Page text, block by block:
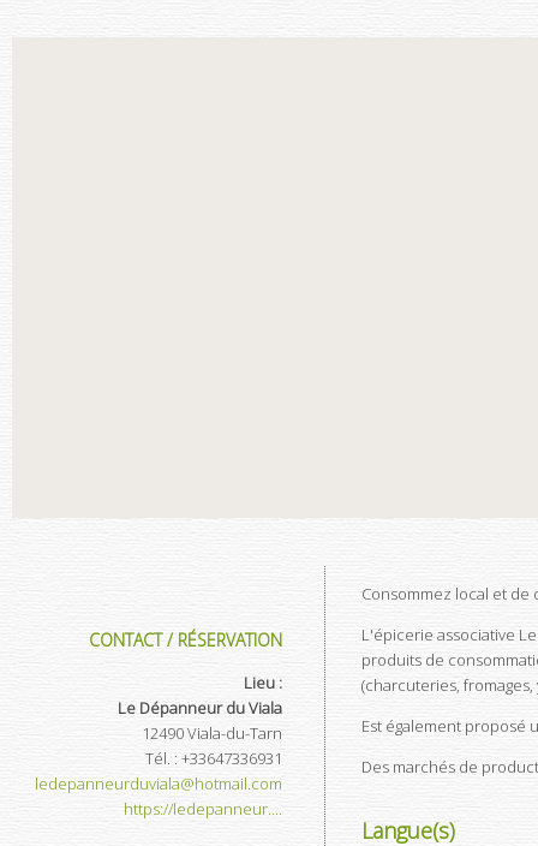
CONTACT / RÉSERVATION
Lieu :
Le Dépanneur du Viala
12490Viala-du-Tarn
Tél. : +33647336931
ledepanneurduviala@hotmail.com
https://ledepanneur....
Consommez local et de
L'épicerie associative
produits de
(charcuteries,
Est également proposé
Des marchés de
Langue(s)